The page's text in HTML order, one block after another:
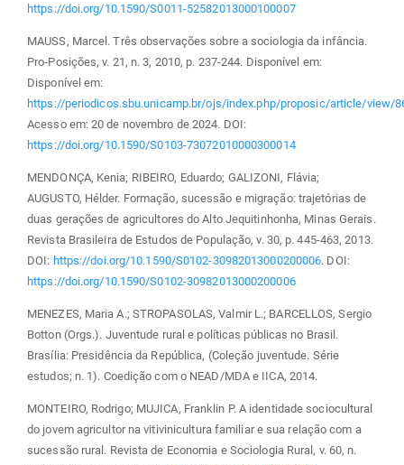
https://doi.org/10.1590/S0011-52582013000100007
MAUSS, Marcel. Três observações sobre a sociologia da infância.
Pro-Posições, v. 21, n. 3, 2010, p. 237-244. Disponível em:
Disponível em:
https://periodicos.sbu.unicamp.br/ojs/index.php/proposic/article/view/
Acesso em: 20 de novembro de 2024. DOI:
https://doi.org/10.1590/S0103-73072010000300014
MENDONÇA, Kenia; RIBEIRO, Eduardo; GALIZONI, Flávia;
AUGUSTO, Hélder. Formação, sucessão e migração: trajetórias de
duas gerações de agricultores do Alto Jequitinhonha, Minas Gerais.
Revista Brasileira de Estudos de População, v. 30, p. 445-463, 2013.
DOI: https://doi.org/10.1590/S0102-30982013000200006. DOI:
https://doi.org/10.1590/S0102-30982013000200006
MENEZES, Maria A.; STROPASOLAS, Valmir L.; BARCELLOS, Sergio
Botton (Orgs.). Juventude rural e políticas públicas no Brasil.
Brasília: Presidência da República, (Coleção juventude. Série
estudos; n. 1). Coedição com o NEAD/MDA e IICA, 2014.
MONTEIRO, Rodrigo; MUJICA, Franklin P. A identidade sociocultural
do jovem agricultor na vitivinicultura familiar e sua relação com a
sucessão rural. Revista de Economia e Sociologia Rural, v. 60, n.